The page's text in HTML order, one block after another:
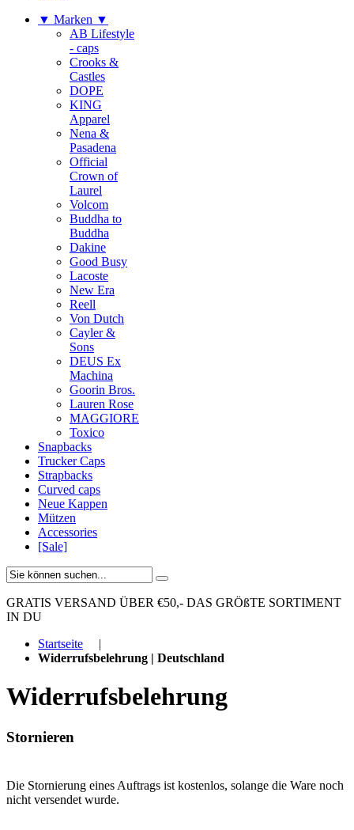
▼ Marken ▼
AB Lifestyle
- caps
Crooks &
Castles
DOPE
KING
Apparel
Nena &
Pasadena
Official
Crown of
Laurel
Volcom
Buddha to
Buddha
Dakine
Good Busy
Lacoste
New Era
Reell
Von Dutch
Cayler &
Sons
DEUS Ex
Machina
Goorin Bros.
Lauren Rose
MAGGIORE
Toxico
Snapbacks
Trucker Caps
Strapbacks
Curved caps
Neue Kappen
Mützen
Accessories
[Sale]
GRATIS VERSAND ÜBER €50,- DAS GRÖßTE SORTIMENT
IN DU
Startseite
|
Widerrufsbelehrung | Deutschland
Widerrufsbelehrung
Stornieren
Die Stornierung eines Auftrags ist kostenlos, solange die Ware noch
nicht versendet wurde.